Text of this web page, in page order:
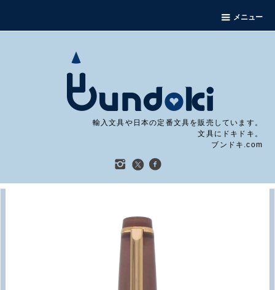
メニュー
輸入文具や日本の定番文具を販売しています。
文具にドキドキ。
ブンドキ.com